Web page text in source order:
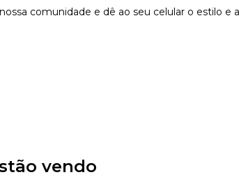
comunidade e dê ao seu celular o estilo e
vendo